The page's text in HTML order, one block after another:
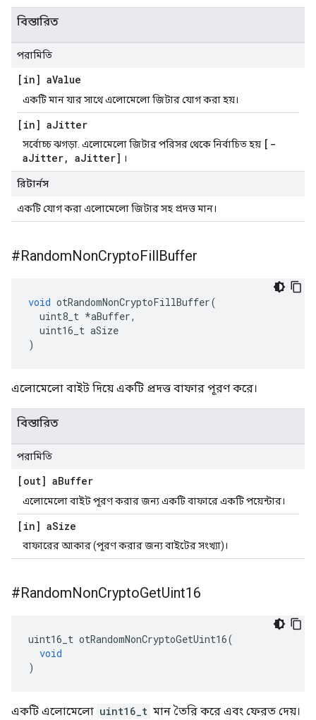
বিস্তারিত
পরামিতি
[in] aValue
একটি মান যার সাথে এলোমেলো জিটার যোগ করা হয়।
[in] aJitter
সর্বোচ্চ ঝগড়া. এলোমেলো জিটার পরিসর থেকে নির্বাচিত হয় [-
aJitter, aJitter] ।
রিটার্নস
একটি যোগ করা এলোমেলো জিটার সহ প্রদত্ত মান।
#RandomNonCryptoFillBuffer
void otRandomNonCryptoFillBuffer(
uint8_t *aBuffer,
uint16_t aSize
)
এলোমেলো বাইট দিয়ে একটি প্রদত্ত বাফার পূরণ করে।
বিস্তারিত
পরামিতি
[out] aBuffer
এলোমেলো বাইট পূরণ করার জন্য একটি বাফারে একটি পয়েন্টার।
[in] aSize
বাফারের আকার (পূরণ করার জন্য বাইটের সংখ্যা)।
#RandomNonCryptoGetUint16
uint16_t otRandomNonCryptoGetUint16(
void
)
একটি এলোমেলো uint16_t মান তৈরি করে এবং ফেরত দেয়।